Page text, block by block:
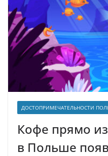
ДОСТОПРИМЕЧАТЕЛЬНОСТИ
Кофе прямо
в Польше